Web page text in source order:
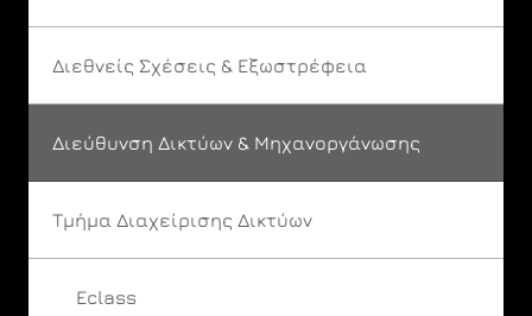
Διεθνείς Σχέσεις & Εξωστρέφεια
Διεύθυνση Δικτύων & Μηχανοργάνωσης
Τμήμα Διαχείρισης Δικτύων
Eclass